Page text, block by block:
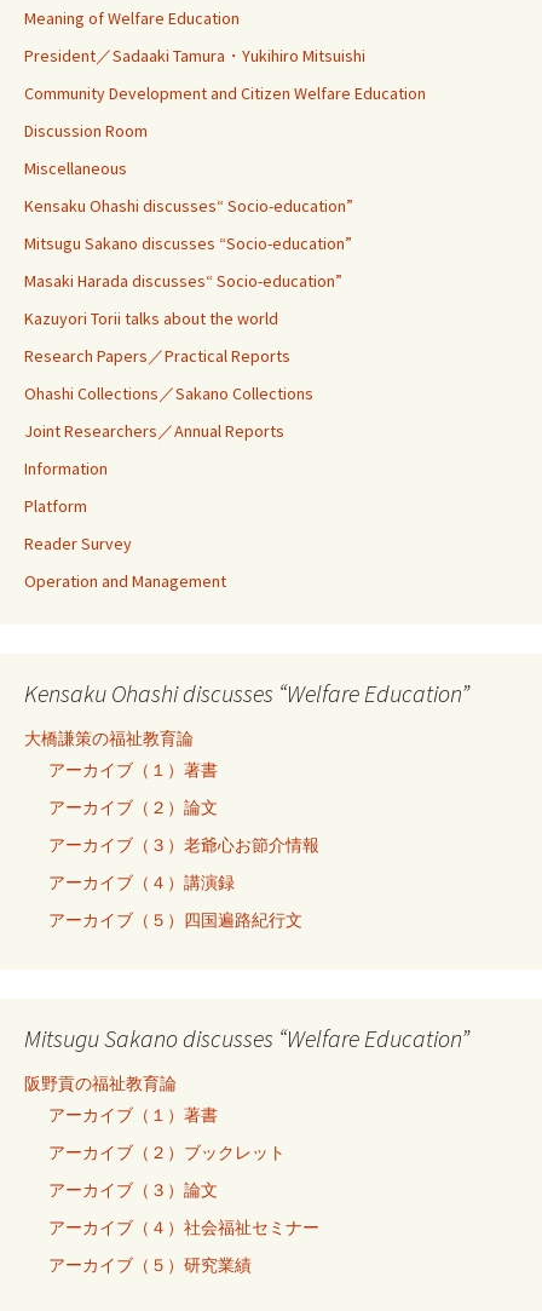
Meaning of Welfare Education
President／Sadaaki Tamura・Yukihiro Mitsuishi
Community Development and Citizen Welfare Education
Discussion Room
Miscellaneous
Kensaku Ohashi discusses“ Socio-education”
Mitsugu Sakano discusses “Socio-education”
Masaki Harada discusses“ Socio-education”
Kazuyori Torii talks about the world
Research Papers／Practical Reports
Ohashi Collections／Sakano Collections
Joint Researchers／Annual Reports
Information
Platform
Reader Survey
Operation and Management
Kensaku Ohashi discusses “Welfare Education”
大橋謙策の福祉教育論
アーカイブ（１）著書
アーカイブ（２）論文
アーカイブ（３）老爺心お節介情報
アーカイブ（４）講演録
アーカイブ（５）四国遍路紀行文
Mitsugu Sakano discusses “Welfare Education”
阪野貢の福祉教育論
アーカイブ（１）著書
アーカイブ（２）ブックレット
アーカイブ（３）論文
アーカイブ（４）社会福祉セミナー
アーカイブ（５）研究業績